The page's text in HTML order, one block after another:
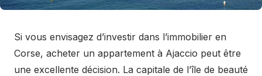
Si vous envisagez d’investir dans l’immobilier en
Corse, acheter un appartement à Ajaccio peut être
une excellente décision. La capitale de l’île de beauté